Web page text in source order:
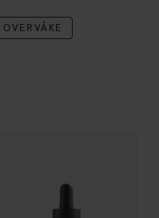
OVERVÅKE